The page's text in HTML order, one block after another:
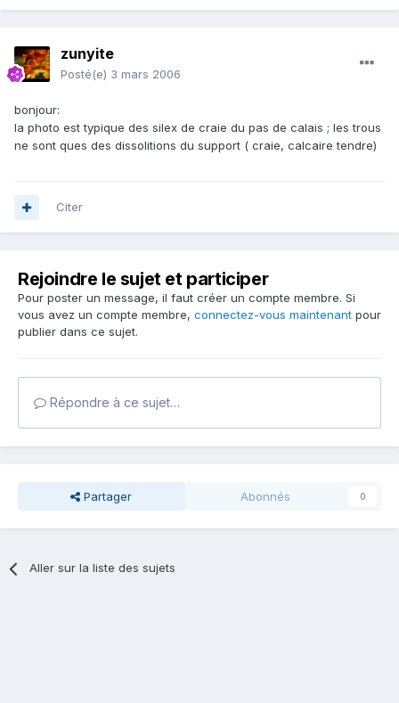
zunyite
Posté(e) 3 mars 2006
bonjour:
la photo est typique des silex de craie du pas de calais ; les trous
ne sont ques des dissolitions du support ( craie, calcaire tendre)
Citer
Rejoindre le sujet et participer
Pour poster un message, il faut créer un compte membre. Si
vous avez un compte membre, connectez-vous maintenant pour
publier dans ce sujet.
Répondre à ce sujet…
Partager Abonnés 0
Aller sur la liste des sujets